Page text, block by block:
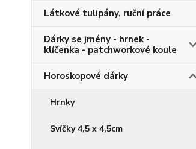
Látkové tulipány, ruční práce
Dárky se jmény - hrnek -
klíčenka - patchworkové koule
Horoskopové dárky
Hrnky
Svíčky 4,5 x 4,5cm